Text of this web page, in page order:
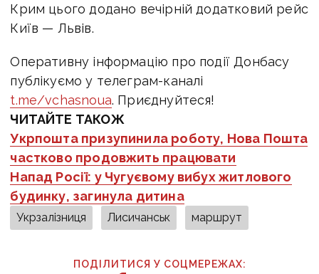
Крим цього додано вечірній додатковий рейс
Київ — Львів.
Оперативну інформацію про події Донбасу
публікуємо у телеграм-каналі
t.me/vchasnoua. Приєднуйтеся!
ЧИТАЙТЕ ТАКОЖ
Укрпошта призупинила роботу, Нова Пошта
частково продовжить працювати
Напад Росії: у Чугуєвому вибух житлового
будинку, загинула дитина
Укрзалізниця Лисичанськ маршрут
ПОДІЛИТИСЯ У СОЦМЕРЕЖАХ: